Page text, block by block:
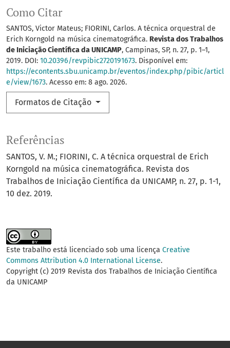
Como Citar
SANTOS, Victor Mateus; FIORINI, Carlos. A técnica orquestral de
Erich Korngold na música cinematográfica. Revista dos Trabalhos
de Iniciação Científica da UNICAMP, Campinas, SP, n. 27, p. 1–1,
2019. DOI: 10.20396/revpibic2720191673. Disponível em:
https://econtents.sbu.unicamp.br/eventos/index.php/pibic/articl
e/view/1673. Acesso em: 8 ago. 2026.
Formatos de Citação
Referências
SANTOS, V. M.; FIORINI, C. A técnica orquestral de Erich
Korngold na música cinematográfica. Revista dos
Trabalhos de Iniciação Científica da UNICAMP, n. 27, p. 1-1,
10 dez. 2019.
Este trabalho está licenciado sob uma licença Creative
Commons Attribution 4.0 International License.
Copyright (c) 2019 Revista dos Trabalhos de Iniciação Científica
da UNICAMP